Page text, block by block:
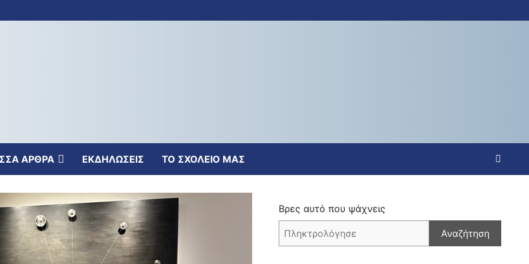
ΑΡΘΡΑ ΕΚΔΗΛΩΣΕΙΣ ΤΟ ΣΧΟΛΕΙΟ ΜΑΣ
Βρες αυτό που ψάχνεις
Αναζήτηση